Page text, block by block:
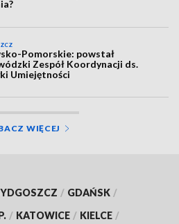
Pomorskie: powstał
Zespół Koordynacji ds.
Umiejętności
WIĘCEJ
/ GDAŃSK /
/ KATOWICE / KIELCE /